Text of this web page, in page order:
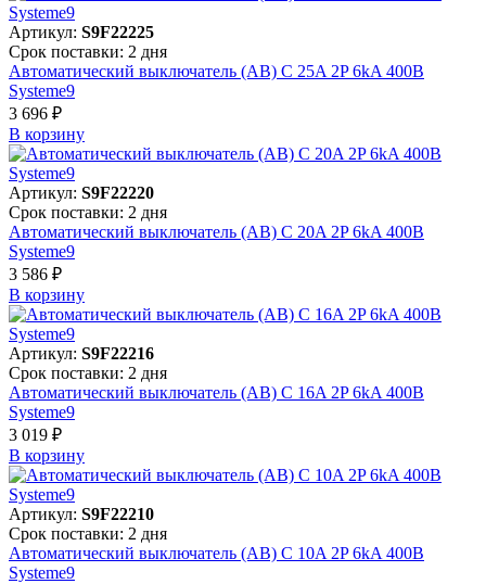
Артикул: S9F22225
Срок поставки: 2 дня
Автоматический выключатель (АВ) C 25A 2P 6kA 400В
Systeme9
3 696 ₽
В корзинy
Артикул: S9F22220
Срок поставки: 2 дня
Автоматический выключатель (АВ) C 20A 2P 6kA 400В
Systeme9
3 586 ₽
В корзинy
Артикул: S9F22216
Срок поставки: 2 дня
Автоматический выключатель (АВ) C 16A 2P 6kA 400В
Systeme9
3 019 ₽
В корзинy
Артикул: S9F22210
Срок поставки: 2 дня
Автоматический выключатель (АВ) C 10A 2P 6kA 400В
Systeme9